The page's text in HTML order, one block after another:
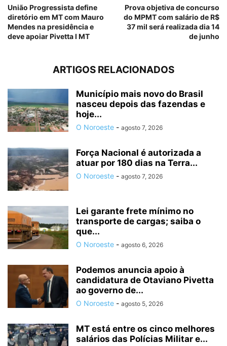
União Progressista define
diretório em MT com Mauro
Mendes na presidência e
deve apoiar Pivetta I MT
Prova objetiva de concurso
do MPMT com salário de R$
37 mil será realizada dia 14
de junho
ARTIGOS RELACIONADOS
Município mais novo do Brasil
nasceu depois das fazendas e
hoje...
O Noroeste - agosto 7, 2026
Força Nacional é autorizada a
atuar por 180 dias na Terra...
O Noroeste - agosto 7, 2026
Lei garante frete mínimo no
transporte de cargas; saiba o
que...
O Noroeste - agosto 6, 2026
Podemos anuncia apoio à
candidatura de Otaviano Pivetta
ao governo de...
O Noroeste - agosto 5, 2026
MT está entre os cinco melhores
salários das Polícias Militar e...